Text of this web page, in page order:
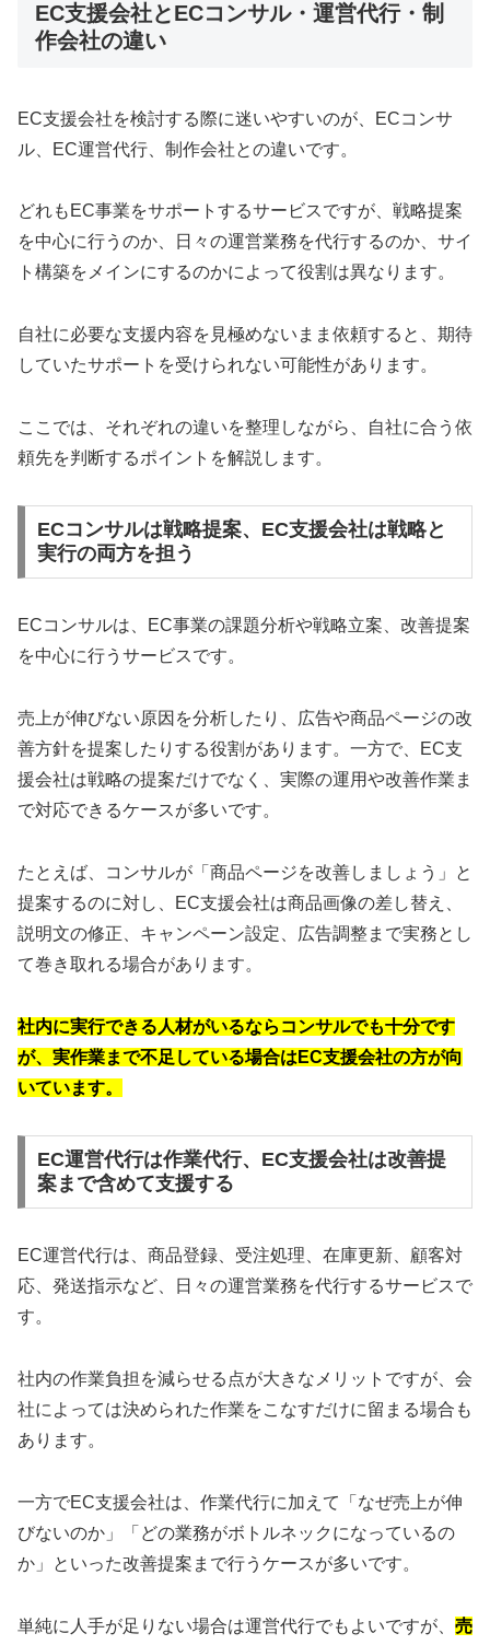
EC支援会社とECコンサル・運営代行・制
作会社の違い
EC支援会社を検討する際に迷いやすいのが、ECコンサ
ル、EC運営代行、制作会社との違いです。
どれもEC事業をサポートするサービスですが、戦略提案
を中心に行うのか、日々の運営業務を代行するのか、サイ
ト構築をメインにするのかによって役割は異なります。
自社に必要な支援内容を見極めないまま依頼すると、期待
していたサポートを受けられない可能性があります。
ここでは、それぞれの違いを整理しながら、自社に合う依
頼先を判断するポイントを解説します。
ECコンサルは戦略提案、EC支援会社は戦略と
実行の両方を担う
ECコンサルは、EC事業の課題分析や戦略立案、改善提案
を中心に行うサービスです。
売上が伸びない原因を分析したり、広告や商品ページの改
善方針を提案したりする役割があります。一方で、EC支
援会社は戦略の提案だけでなく、実際の運用や改善作業ま
で対応できるケースが多いです。
たとえば、コンサルが「商品ページを改善しましょう」と
提案するのに対し、EC支援会社は商品画像の差し替え、
説明文の修正、キャンペーン設定、広告調整まで実務とし
て巻き取れる場合があります。
社内に実行できる人材がいるならコンサルでも十分です
が、実作業まで不足している場合はEC支援会社の方が向
いています。
EC運営代行は作業代行、EC支援会社は改善提
案まで含めて支援する
EC運営代行は、商品登録、受注処理、在庫更新、顧客対
応、発送指示など、日々の運営業務を代行するサービスで
す。
社内の作業負担を減らせる点が大きなメリットですが、会
社によっては決められた作業をこなすだけに留まる場合も
あります。
一方でEC支援会社は、作業代行に加えて「なぜ売上が伸
びないのか」「どの業務がボトルネックになっているの
か」といった改善提案まで行うケースが多いです。
単純に人手が足りない場合は運営代行でもよいですが、 売